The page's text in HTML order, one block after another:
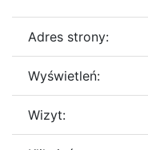
Adres strony:
Wyświetleń:
Wizyt: